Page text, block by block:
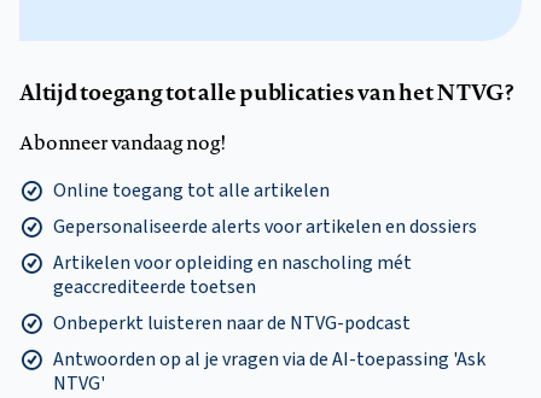
Altijd toegang tot alle publicaties van het NTVG?
Abonneer vandaag nog!
Online toegang tot alle artikelen
Gepersonaliseerde alerts voor artikelen en dossiers
Artikelen voor opleiding en nascholing mét
geaccrediteerde toetsen
Onbeperkt luisteren naar de NTVG-podcast
Antwoorden op al je vragen via de AI-toepassing 'Ask
NTVG'